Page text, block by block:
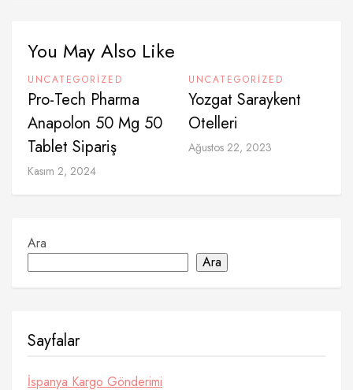
You May Also Like
UNCATEGORIZED
Pro-Tech Pharma
Anapolon 50 Mg 50
Tablet Sipariş
Kasım 2, 2024
UNCATEGORIZED
Yozgat Saraykent
Otelleri
Ağustos 22, 2023
Ara
Ara
Sayfalar
İspanya Kargo Gönderimi